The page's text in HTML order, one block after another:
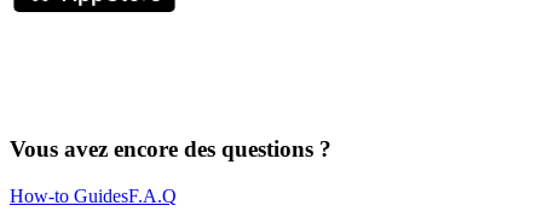
Vous avez encore des questions ?
How-to GuidesF.A.Q